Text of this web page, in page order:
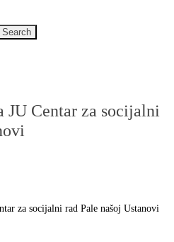
JU Centar za socijalni
za socijalni rad Pale našoj Ustanovi